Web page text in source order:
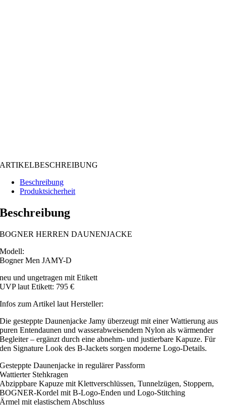
ARTIKELBESCHREIBUNG
Beschreibung
Produktsicherheit
Beschreibung
BOGNER HERREN DAUNENJACKE
Modell:
Bogner Men JAMY-D
neu und ungetragen mit Etikett
UVP laut Etikett: 795 €
Infos zum Artikel laut Hersteller:
Die gesteppte Daunenjacke Jamy überzeugt mit einer Wattierung aus
puren Entendaunen und wasserabweisendem Nylon als wärmender
Begleiter – ergänzt durch eine abnehm- und justierbare Kapuze. Für
den Signature Look des B-Jackets sorgen moderne Logo-Details.
Gesteppte Daunenjacke in regulärer Passform
Wattierter Stehkragen
Abzippbare Kapuze mit Klettverschlüssen, Tunnelzügen, Stoppern,
BOGNER-Kordel mit B-Logo-Enden und Logo-Stitching
Ärmel mit elastischem Abschluss